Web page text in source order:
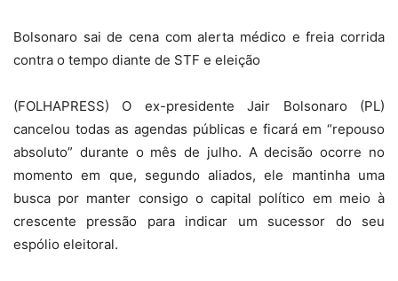
Bolsonaro sai de cena com alerta médico e freia corrida
contra o tempo diante de STF e eleição
(FOLHAPRESS) O ex-presidente Jair Bolsonaro (PL)
cancelou todas as agendas públicas e ficará em “repouso
absoluto” durante o mês de julho. A decisão ocorre no
momento em que, segundo aliados, ele mantinha uma
busca por manter consigo o capital político em meio à
crescente pressão para indicar um sucessor do seu
espólio eleitoral.